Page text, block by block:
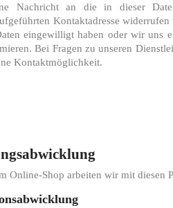
Nachricht an die in dieser
Kontaktadresse
eingewilligt haben oder wir uns
Bei Fragen zu unseren
Kontaktmöglichkeit.
Shop arbeiten wir mit diesen